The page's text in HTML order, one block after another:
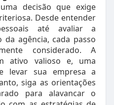
decisão que exige
Desde entender
até avaliar a
agência, cada passo
considerado. A
ativo valioso e, uma
levar sua empresa a
siga as orientações
para alavancar o